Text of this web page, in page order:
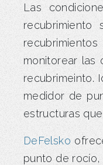
Las
monitorear las
recubrimeinto.
medidor de
estructuras
DeFelsko
punto de